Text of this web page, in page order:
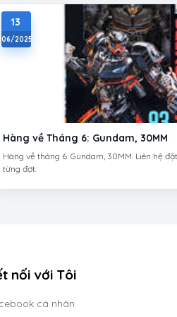
13
06/2025
Hàng về Tháng 6: Gundam, 30MM
Hàng về tháng 6: Gundam, 30MM. Liên hệ
từng đợt.
nối với Tôi
cá nhân